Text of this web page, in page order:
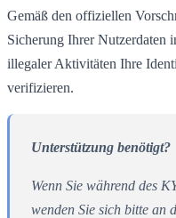
Gemäß den offiziellen
Sicherung Ihrer Nutzerdaten
illegaler Aktivitäten Ihre
verifizieren.
Unterstützung benötigt?
Wenn Sie während des
wenden Sie sich bitte an